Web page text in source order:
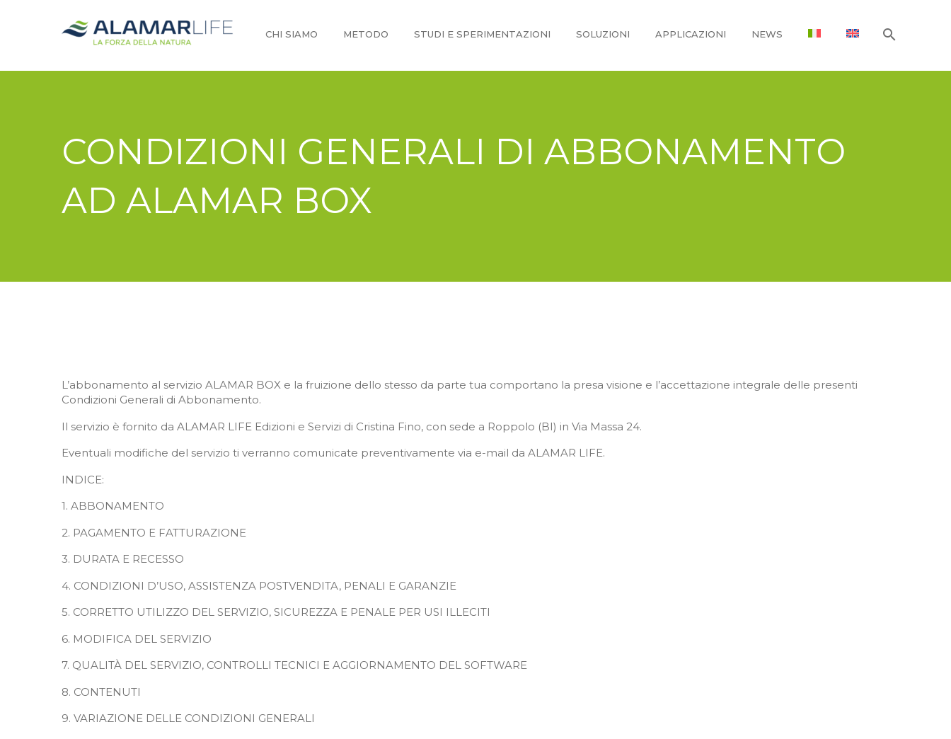
CHI SIAMO METODO STUDI E SPERIMENTAZIONI SOLUZIONI APPLICAZIONI NEWS
CONDIZIONI GENERALI DI ABBONAMENTO
AD ALAMAR BOX
L’abbonamento al servizio ALAMAR BOX e la fruizione dello stesso da parte tua comportano la presa visione e l’accettazione integrale delle presenti
Condizioni Generali di Abbonamento.
Il servizio è fornito da ALAMAR LIFE Edizioni e Servizi di Cristina Fino, con sede a Roppolo (BI) in Via Massa 24.
Eventuali modifiche del servizio ti verranno comunicate preventivamente via e-mail da ALAMAR LIFE.
INDICE:
1. ABBONAMENTO
2. PAGAMENTO E FATTURAZIONE
3. DURATA E RECESSO
4. CONDIZIONI D’USO, ASSISTENZA POSTVENDITA, PENALI E GARANZIE
5. CORRETTO UTILIZZO DEL SERVIZIO, SICUREZZA E PENALE PER USI ILLECITI
6. MODIFICA DEL SERVIZIO
7. QUALITÀ DEL SERVIZIO, CONTROLLI TECNICI E AGGIORNAMENTO DEL SOFTWARE
8. CONTENUTI
9. VARIAZIONE DELLE CONDIZIONI GENERALI